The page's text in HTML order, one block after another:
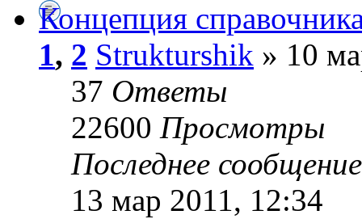
Концепция
1, 2 Strukturshik » 10
37 Ответы
22600 Просмотры
Последнее
13 мар 2011, 12:34